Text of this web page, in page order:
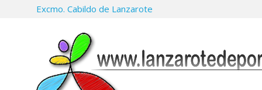
Excmo. Cabildo de Lanzarote